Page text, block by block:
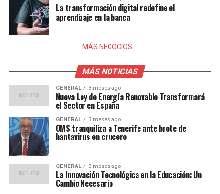
La transformación digital redefine el
aprendizaje en la banca
MÁS NEGOCIOS
MÁS NOTICIAS
GENERAL 3 meses ago
Nueva Ley de Energía Renovable Transformará
el Sector en España
GENERAL 3 meses ago
OMS tranquiliza a Tenerife ante brote de
hantavirus en crucero
GENERAL 3 meses ago
La Innovación Tecnológica en la Educación: Un
Cambio Necesario